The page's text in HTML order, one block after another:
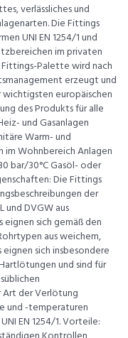
verlässliches und
Die Fittings
UNI EN 1254/1 und
im privaten
Palette wird nach
erzeugt und
europäischen
des Produkts für alle
und Gasanlagen
Warm- und
im Wohnbereich Anlagen
bar/30°C Gasöl- oder
Die Fittings
der
und DVGW aus
sich gemäß den
aus weichem,
sich insbesondere
und sind für
Art der Verlötung
und -temperaturen
EN 1254/1. Vorteile: